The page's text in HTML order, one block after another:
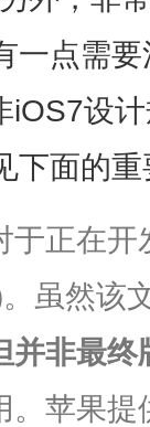
一点需
iOS7设
下面的
于正在
虽然该
并非最终
。苹果